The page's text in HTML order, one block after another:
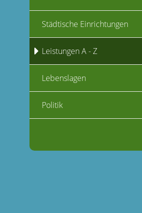
Städtische Einrichtungen
Leistungen A - Z
Lebenslagen
Politik